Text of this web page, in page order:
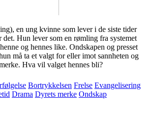
en ung kvinne som lever i de siste tider
Hun lever som en rømling fra systemet
og hennes like. Ondskapen og presset
må ta et valgt for eller imot sannheten og
Hva vil valget hennes bli?
Bortrykkelsen Frelse Evangelisering
Drama Dyrets merke Ondskap